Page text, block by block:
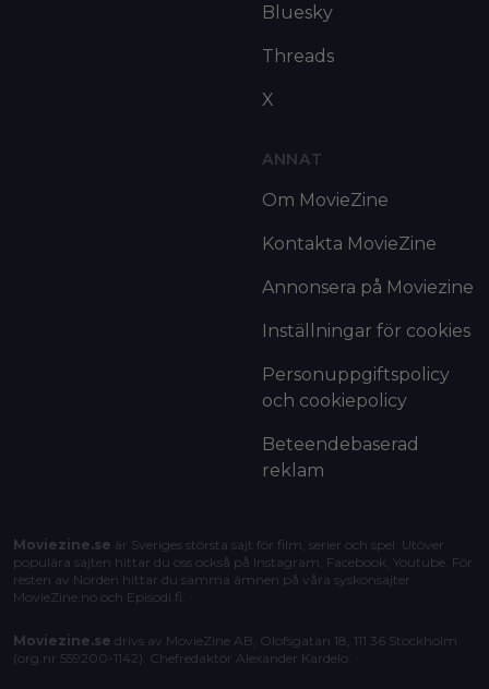
Bluesky
Threads
X
ANNAT
Om MovieZine
Kontakta MovieZine
Annonsera på Moviezine
Inställningar för cookies
Personuppgiftspolicy
och cookiepolicy
Beteendebaserad
reklam
Moviezine.se är Sveriges största sajt för film, serier och spel. Utöver
populära sajten hittar du oss också på Instagram, Facebook, Youtube. För
resten av Norden hittar du samma ämnen på våra syskonsajter
MovieZine.no och Episodi.fi
Moviezine.se drivs av MovieZine AB, Olofsgatan 18, 111 36 Stockholm
(org.nr 559200-1142). Chefredaktör Alexander Kardelo